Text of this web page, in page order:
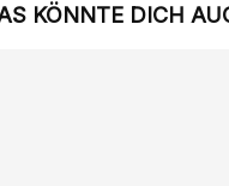
KÖNNTE DICH